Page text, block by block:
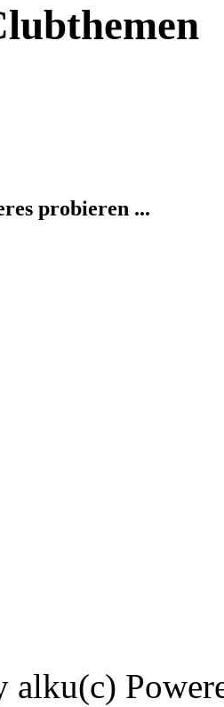
probieren ...
alku(c)